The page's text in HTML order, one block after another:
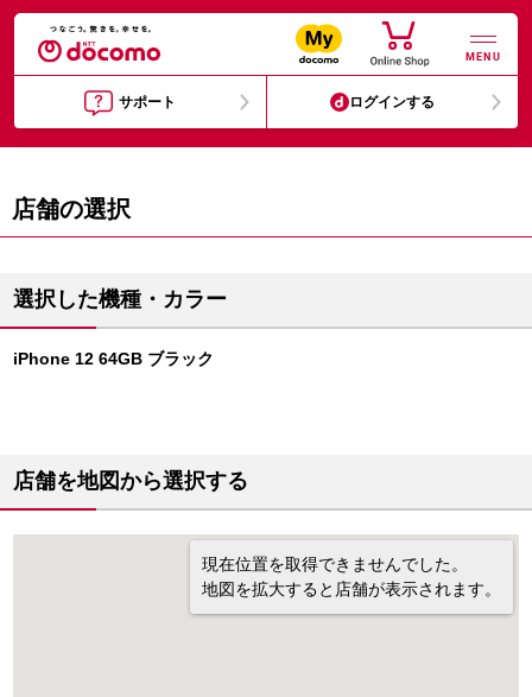
MENU
サポート ログインする
店舗の選択
選択した機種・カラー
iPhone 12 64GB ブラック
店舗を地図から選択する
現在位置を取得できませんでした。
地図を拡大すると店舗が表示されます。